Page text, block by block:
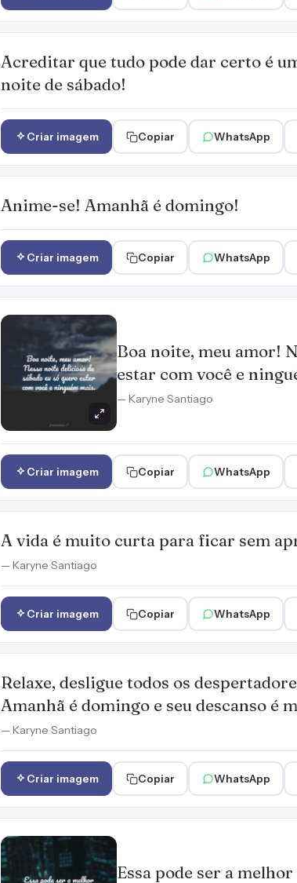
Acreditar que tudo pode dar certo é
noite de sábado!
Criar imagem Copiar WhatsApp
Anime-se! Amanhã é domingo!
Criar imagem Copiar WhatsApp
Boa noite, meu amor!
estar com você e
— Karyne Santiago
Criar imagem Copiar WhatsApp
A vida é muito curta para ficar sem
— Karyne Santiago
Criar imagem Copiar WhatsApp
Relaxe, desligue todos os
Amanhã é domingo e seu descanso é
— Karyne Santiago
Criar imagem Copiar WhatsApp
Essa pode ser a